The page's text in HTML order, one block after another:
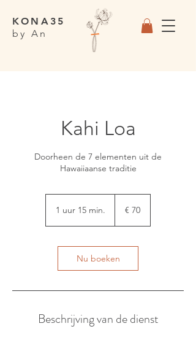
KONA35
by An
Kahi Loa
Doorheen de 7 elementen uit de
Hawaiiaanse traditie
1 uur 15 min.
1
5
m
n
€ 70
Nu boeken
Beschrijving van de dienst